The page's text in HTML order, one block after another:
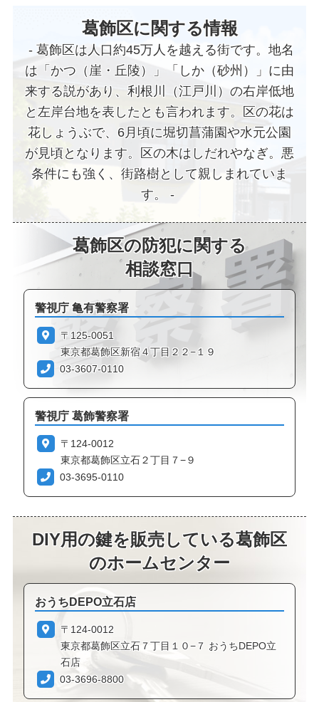
葛飾区に関する情報
葛飾区は人口約45万人を越える街です。地名
は「かつ（崖・丘陵）」「しか（砂州）」に由
来する説があり、利根川（江戸川）の右岸低地
と左岸台地を表したとも言われます。区の花は
花しょうぶで、6月頃に堀切菖蒲園や水元公園
が見頃となります。区の木はしだれやなぎ。悪
条件にも強く、街路樹として親しまれていま
す。
葛飾区の防犯に関する
相談窓口
警視庁 亀有警察署
〒125-0051
東京都葛飾区新宿４丁目２２−１９
03-3607-0110
警視庁 葛飾警察署
〒124-0012
東京都葛飾区立石２丁目７−９
03-3695-0110
DIY用の鍵を販売している葛飾区
のホームセンター
おうちDEPO立石店
〒124-0012
東京都葛飾区立石７丁目１０−７ おうちDEPO立
石店
03-3696-8800